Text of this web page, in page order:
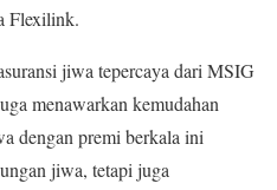
Flexilink.
jiwa tepercaya dari MSIG
menawarkan kemudahan
dengan premi berkala ini
jiwa, tetapi juga